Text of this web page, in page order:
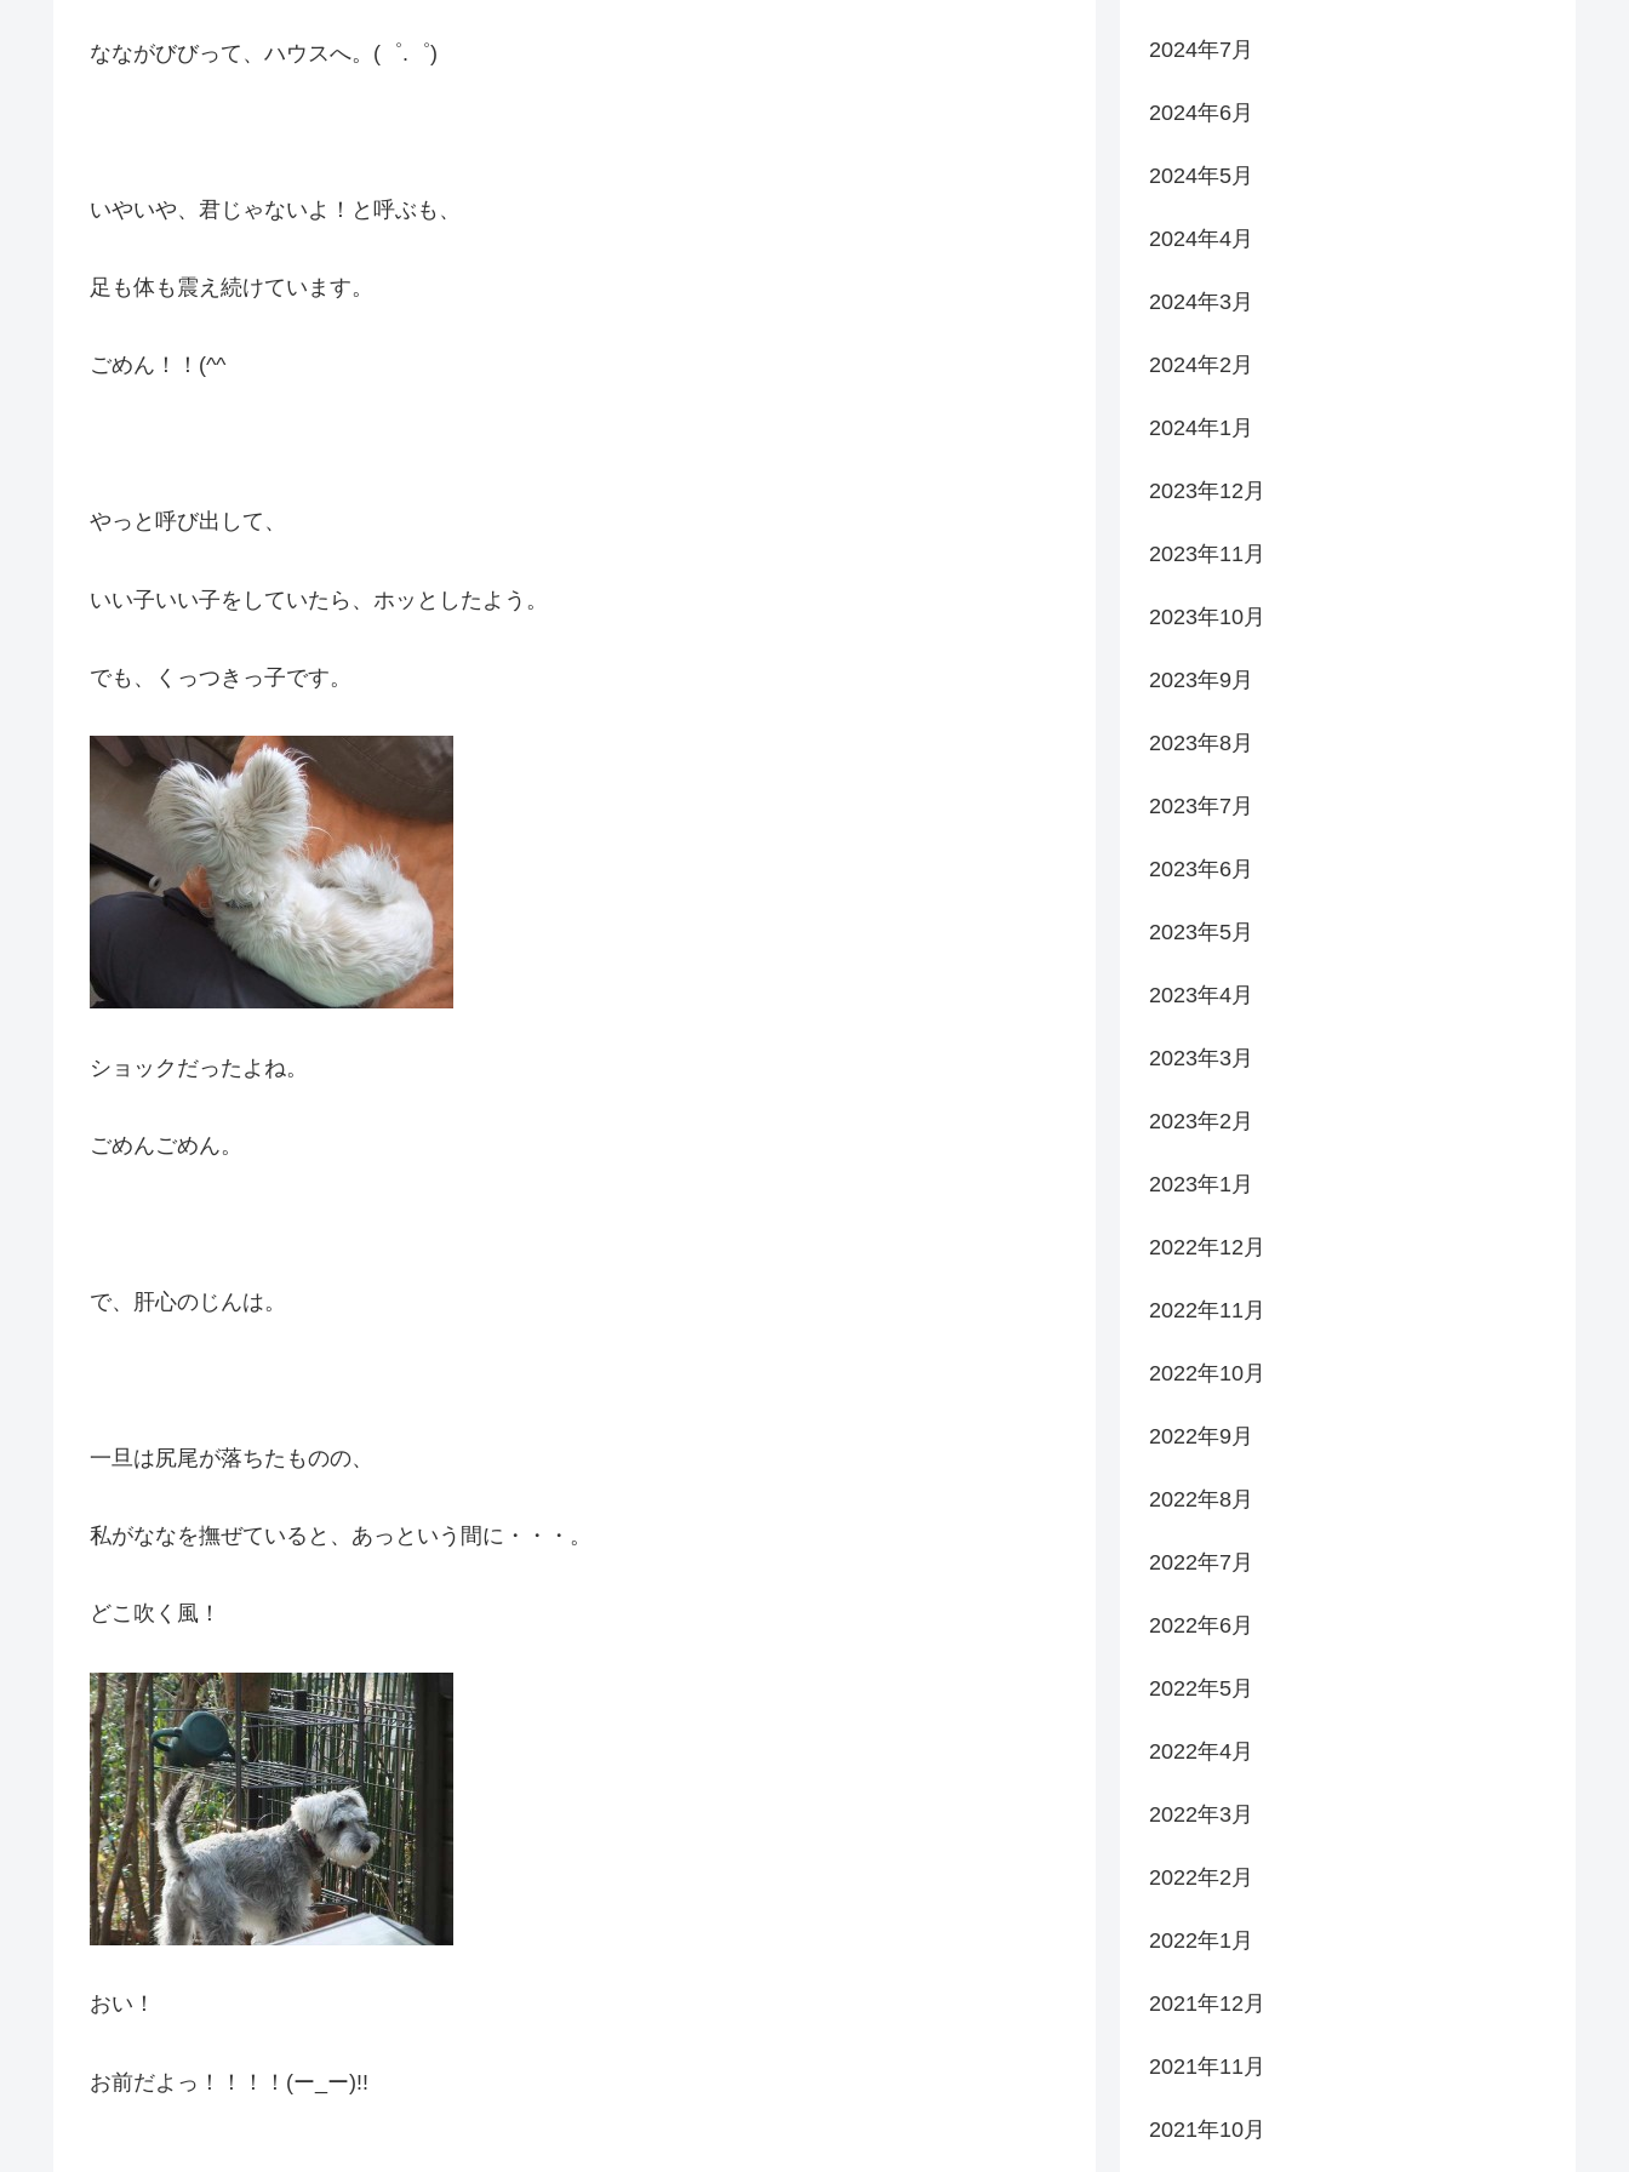
なながびびって、ハウスへ。(゜.゜)
いやいや、君じゃないよ！と呼ぶも、
足も体も震え続けています。
ごめん！！(^^ゞ
やっと呼び出して、
いい子いい子をしていたら、ホッとしたよう。
でも、くっつきっ子です。
ショックだったよね。
ごめんごめん。
で、肝心のじんは。
一旦は尻尾が落ちたものの、
私がななを撫ぜていると、あっという間に・・・。
どこ吹く風！
おい！
お前だよっ！！！！(ー_ー)!!
2024年7月
2024年6月
2024年5月
2024年4月
2024年3月
2024年2月
2024年1月
2023年12月
2023年11月
2023年10月
2023年9月
2023年8月
2023年7月
2023年6月
2023年5月
2023年4月
2023年3月
2023年2月
2023年1月
2022年12月
2022年11月
2022年10月
2022年9月
2022年8月
2022年7月
2022年6月
2022年5月
2022年4月
2022年3月
2022年2月
2022年1月
2021年12月
2021年11月
2021年10月